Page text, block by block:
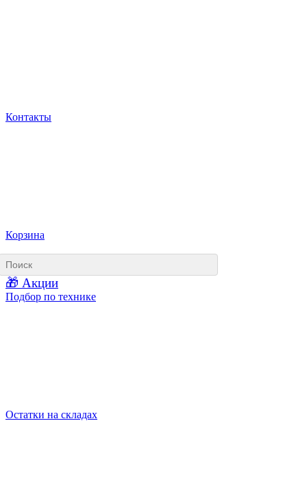
Контакты
Корзина
🎁 Акции
Подбор по технике
Остатки на складах